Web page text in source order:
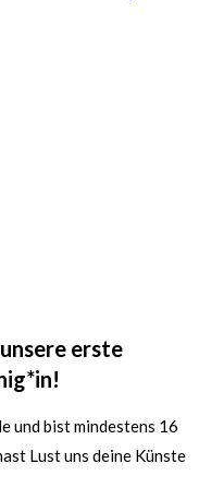
erste
und bist mindestens 16
Lust uns deine Künste